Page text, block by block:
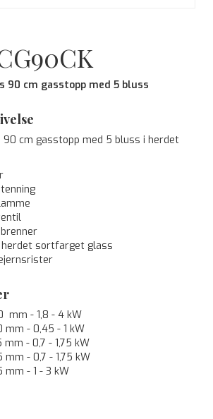
90 cm gasstopp med 5 bluss
cm gasstopp med 5 bluss i herdet
herdet sortfarget glass
mm - 1,8 - 4 kW
mm - 0,45 - 1 kW
mm - 0,7 - 1,75 kW
mm - 0,7 - 1,75 kW
mm - 1 - 3 kW